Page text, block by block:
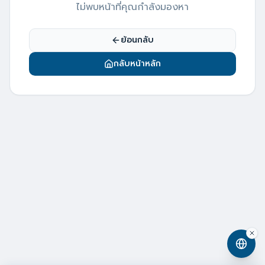
ไม่พบหน้าที่คุณกำลังมองหา
ย้อนกลับ
กลับหน้าหลัก